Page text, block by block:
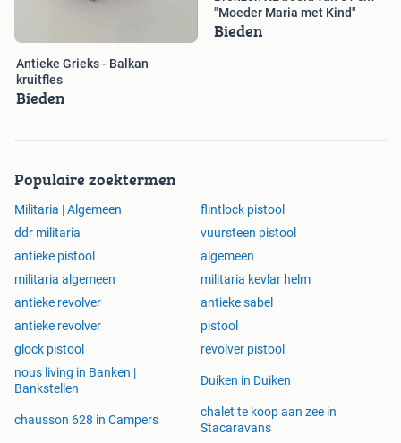
Antieke Grieks - Balkan
kruitfles
Bieden
"Moeder Maria met Kind"
Bieden
Populaire zoektermen
Militaria | Algemeen
flintlock pistool
ddr militaria
vuursteen pistool
antieke pistool
algemeen
militaria algemeen
militaria kevlar helm
antieke revolver
antieke sabel
antieke revolver
pistool
glock pistool
revolver pistool
nous living in Banken |
Bankstellen
Duiken in Duiken
chausson 628 in Campers
chalet te koop aan zee in
Stacaravans